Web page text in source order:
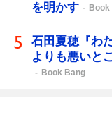
を明かす
Book
石田夏穂『わ
よりも悪いと
Book Bang